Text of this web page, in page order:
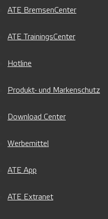
ATE BremsenCenter
ATE TrainingsCenter
Hotline
Produkt- und Markenschutz
Download Center
Werbemittel
ATE App
ATE Extranet